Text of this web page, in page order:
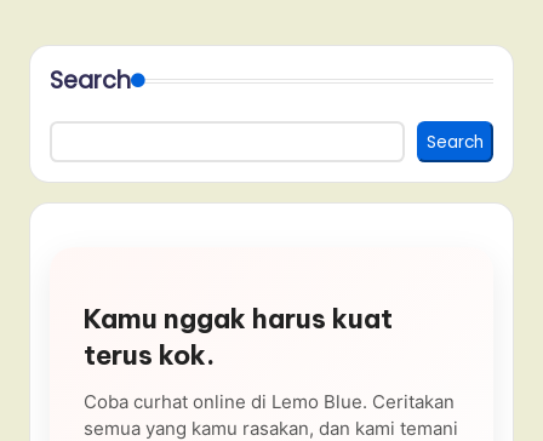
Search
Search
Kamu nggak harus kuat
terus kok.
Coba curhat online di Lemo Blue. Ceritakan
semua yang kamu rasakan, dan kami temani